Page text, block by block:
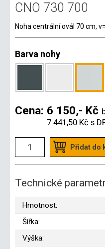
CNO 730 700
Noha centrální ovál 70 cm,
Barva nohy
Cena: 6 150,- Kč
7 441,50 Kč s
Přidat do
Technické
Hmotnost:
Šířka:
Výška: